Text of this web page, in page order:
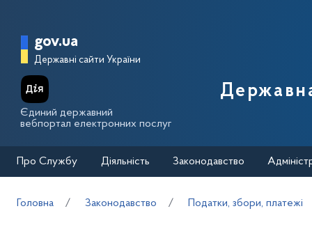
Головна сторінка Державної
gov.ua
Державні сайти України
Єдиний державний
вебпортал електронних послуг
Про Службу Діяльність Законодавство
Головна Законодавство Податки, збори, платежі